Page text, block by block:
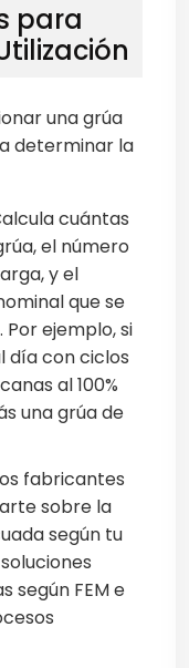
para
una grúa
determinar la
cuántas
el número
y el
que se
ejemplo, si
día con ciclos
al 100%
una grúa de
fabricantes
sobre la
según tu
según FEM e